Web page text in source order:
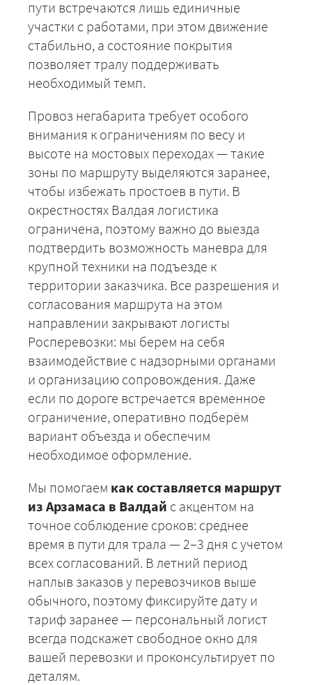
пути встречаются лишь единичные
участки с работами, при этом движение
стабильно, а состояние покрытия
позволяет тралу поддерживать
необходимый темп.
Провоз негабарита требует особого
внимания к ограничениям по весу и
высоте на мостовых переходах — такие
зоны по маршруту выделяются заранее,
чтобы избежать простоев в пути. В
окрестностях Валдая логистика
ограничена, поэтому важно до выезда
подтвердить возможность маневра для
крупной техники на подъезде к
территории заказчика. Все разрешения и
согласования маршрута на этом
направлении закрывают логисты
Росперевозки: мы берем на себя
взаимодействие с надзорными органами
и организацию сопровождения. Даже
если по дороге встречается временное
ограничение, оперативно подберём
вариант объезда и обеспечим
необходимое оформление.
Мы помогаем как составляется маршрут
из Арзамаса в Валдай с акцентом на
точное соблюдение сроков: среднее
время в пути для трала — 2–3 дня с учетом
всех согласований. В летний период
наплыв заказов у перевозчиков выше
обычного, поэтому фиксируйте дату и
тариф заранее — персональный логист
всегда подскажет свободное окно для
вашей перевозки и проконсультирует по
деталям.
+7 (499) 520-05-23
ЗАКАЗАТЬ